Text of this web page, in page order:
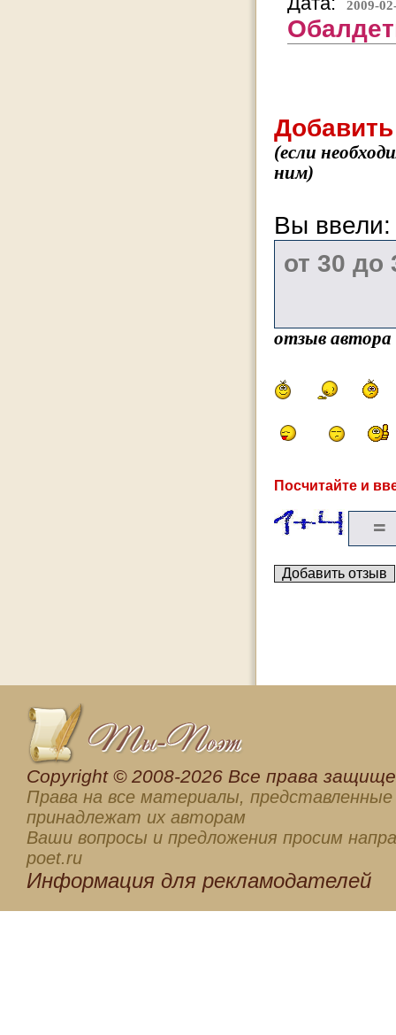
2009-
(если
ним)
Вы
отзыв
Посчитайте и
Сopyright © 2008-2026 Все права
Права на все материалы, представленные
принадлежат их авторам
Ваши вопросы и предложения просим
poet.ru
Информация для рекламодателей